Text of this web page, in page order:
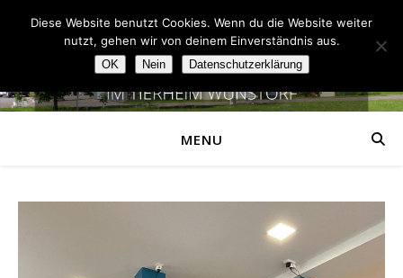
MENU
Diese Website benutzt Cookies. Wenn du die Website weiter
nutzt, gehen wir von deinem Einverständnis aus.
OK Nein Datenschutzerklärung